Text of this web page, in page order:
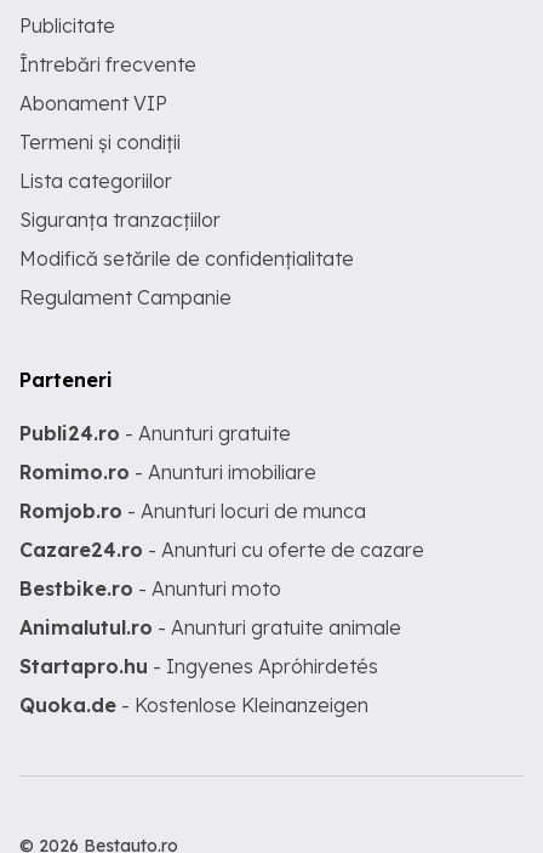
Publicitate
Întrebări frecvente
Abonament VIP
Termeni și condiții
Lista categoriilor
Siguranța tranzacțiilor
Modifică setările de confidențialitate
Regulament Campanie
Parteneri
Publi24.ro - Anunturi gratuite
Romimo.ro - Anunturi imobiliare
Romjob.ro - Anunturi locuri de munca
Cazare24.ro - Anunturi cu oferte de cazare
Bestbike.ro - Anunturi moto
Animalutul.ro - Anunturi gratuite animale
Startapro.hu - Ingyenes Apróhirdetés
Quoka.de - Kostenlose Kleinanzeigen
© 2026 Bestauto.ro